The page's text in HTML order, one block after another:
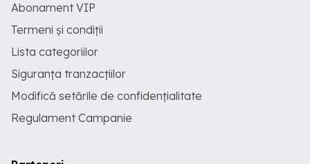
Abonament VIP
Termeni și condiții
Lista categoriilor
Siguranța tranzacțiilor
Modifică setările de confidențialitate
Regulament Campanie